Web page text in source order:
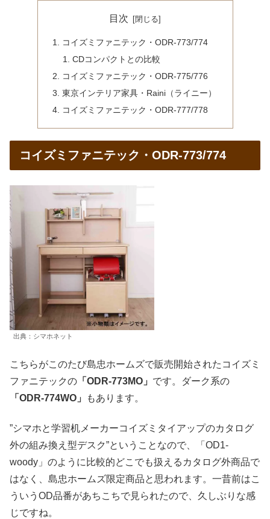
目次
コイズミファニテック・ODR-773/774
CDコンパクトとの比較
コイズミファニテック・ODR-775/776
東京インテリア家具・Raini（ライニー）
コイズミファニテック・ODR-777/778
コイズミファニテック・ODR-773/774
出典：シマホネット
こちらがこのたび島忠ホームズで販売開始されたコイズミ
ファニテックの 「ODR-773MO」 です。ダーク系の
「ODR-774WO」
もあります。
”シマホと学習机メーカーコイズミタイアップのカタログ
外の組み換え型デスク”ということなので、「OD1-
woody」のように比較的どこでも扱えるカタログ外商品で
はなく、島忠ホームズ限定商品と思われます。一昔前はこ
ういうOD品番があちこちで見られたので、久しぶりな感
じですね。